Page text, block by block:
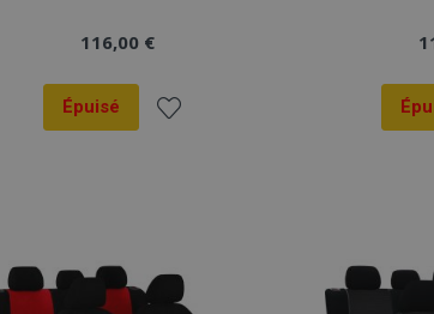
116,00 €
Épuisé
d'achats